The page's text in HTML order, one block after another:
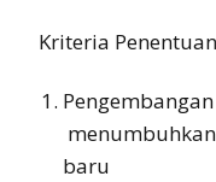
Kriteria
baru